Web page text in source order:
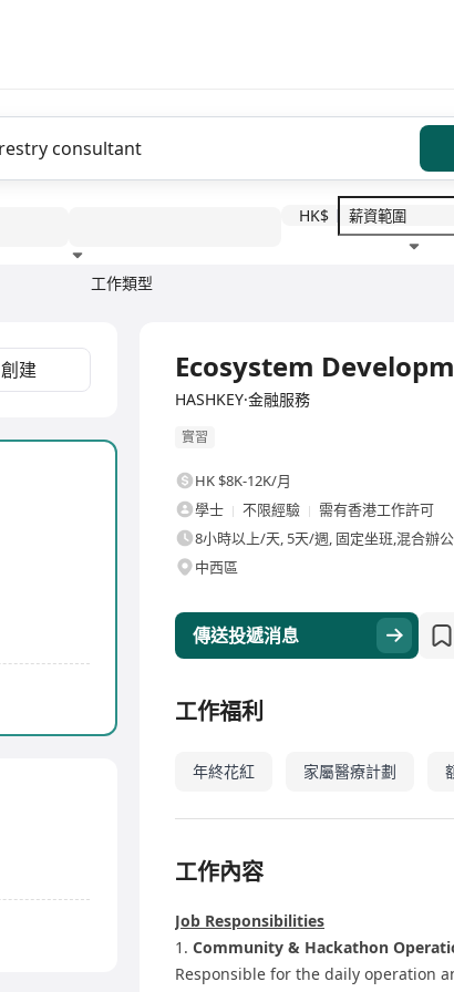
工作類型
HK$
創建 Ecosystem
HASHKEY·金融服務
實習
HK $8K-12K/月
學士
不限經驗
需有香港工作許可
8小時以上/天, 5天/週, 固定坐班,混合辦公
中西區
傳送投遞消息
工作福利
年終花紅 家屬醫療計劃
工作內容
Job Responsibilities
1. Community & Hackathon
Responsible for the daily operation